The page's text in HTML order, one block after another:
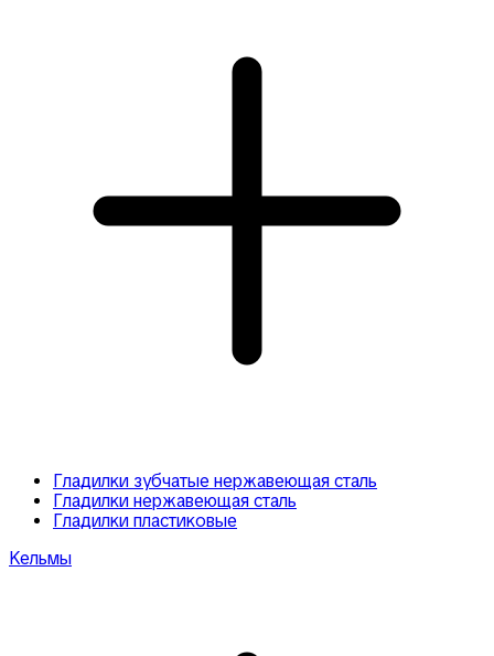
Гладилки зубчатые нержавеющая сталь
Гладилки нержавеющая сталь
Гладилки пластиковые
Кельмы